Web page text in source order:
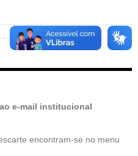
e-mail institucional
encontram-se no menu